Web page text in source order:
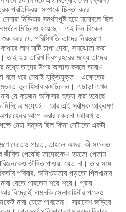
প্রতিক্রিয়া সম্পর্কে চিন্তা করে
মিডিয়ার সমর্থনপুষ্ট হয়ে মনোবলে ছিল
মিছিলও হয়েছে। এই দিন বিকেল
করে যে, পরিস্থিতি তাদের নিয়ন্ত্রণে
লাশ মাটি চাপা দেয়া, সমঝোতা করা
২৫ তারিখ দ্বিপ্রহরের মধ্যে তাদের
মধ্যে তাদের উপর আঘাত করলে তারাও
বলে ধরে নেয়াই যুক্তিযুক্ত। এক্ষেত্রে
ভুল হিসাব কষছিলেন। এছাড়া এখন
যে কয়জন অফিসার হত্যা করা হয়েছে
মিনিটের মধ্যেই। আর এই সর্বাত্মক আক্রমণ
আগে করার কোনো যথাযথ ও
নেয়া সম্ভব ছিল কিনা সেটাতো একটা
যেতেও পারত, তাহলে আমরা কী সফলতা
পেয়েছি তাদেরকেও হয়তো পেতাম
জীবিত পাওয়া যেত না। তার সঙ্গে
পরিবার, অনিশ্চয়তায় পড়তো পিলখানার
যেতে পারতেন শয়ে শয়ে। প্রায়
বিদ্রোহী এমনকি সেনাবাহিনীর পক্ষেও
মারা যেতে পারতেন। সারাদেশ জড়িয়ে